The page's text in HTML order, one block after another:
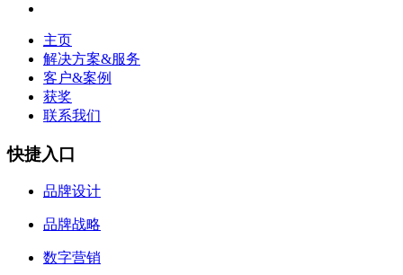
主页
解决方案&服务
客户&案例
获奖
联系我们
快捷入口
品牌设计
品牌战略
数字营销